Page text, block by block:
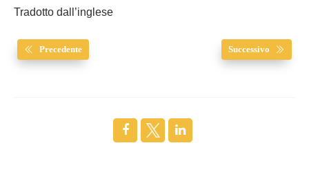
Tradotto dall’inglese
Precedente Successivo